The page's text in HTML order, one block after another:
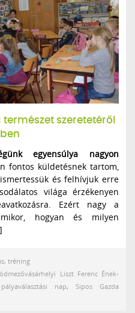
természet szeretetéről
egyensúlya nagyon
fontos küldetésnek tartom,
és felhívjuk erre
világa érzékenyen
Ezért nagy a
hogyan és milyen
tréning
Liszt Ferenc Ének-
pályaválasztási nap, Sipos Gazda